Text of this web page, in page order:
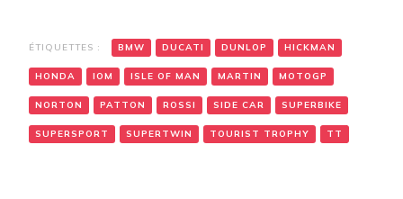
ÉTIQUETTES : BMW DUCATI DUNLOP HICKMAN
HONDA IOM ISLE OF MAN MARTIN MOTOGP
NORTON PATTON ROSSI SIDE CAR SUPERBIKE
SUPERSPORT SUPERTWIN TOURIST TROPHY TT